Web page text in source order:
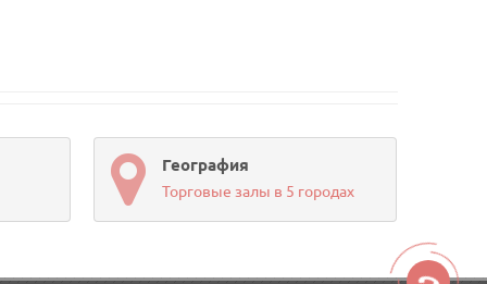
География
Торговые залы в 5 городах